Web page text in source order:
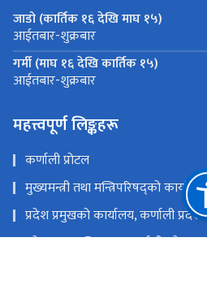
जाडो (कार्तिक १६ देखि माघ १५)
आईतबार-शुक्रबार
गर्मी (माघ १६ देखि कार्तिक १५)
आईतबार-शुक्रबार
महत्त्वपूर्ण लिङ्कहरू
कर्णाली प्रोटल
मुख्यमन्त्री तथा मन्त्रिपरिषद्को कार्यालय
प्रदेश प्रमुखको कार्यालय, कर्णाली प्रदेश
प्रदेश सभा सचिवालय, कर्णाली प्रदेश